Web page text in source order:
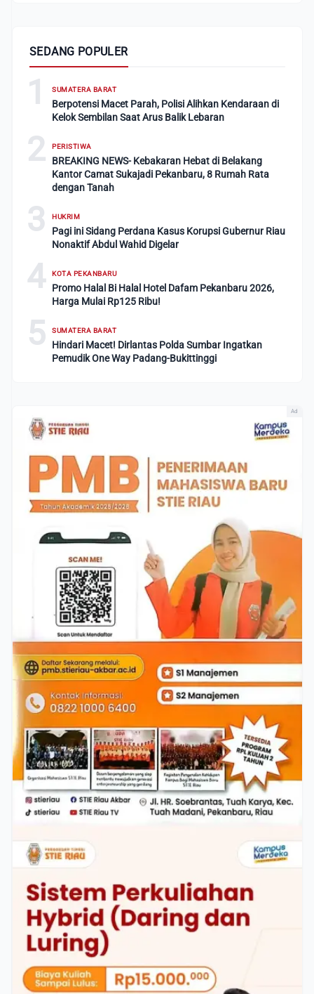
SEDANG POPULER
1 SUMATERA BARAT
Berpotensi Macet Parah, Polisi Alihkan Kendaraan di
Kelok Sembilan Saat Arus Balik Lebaran
2 PERISTIWA
BREAKING NEWS- Kebakaran Hebat di Belakang
Kantor Camat Sukajadi Pekanbaru, 8 Rumah Rata
dengan Tanah
3 HUKRIM
Pagi ini Sidang Perdana Kasus Korupsi Gubernur Riau
Nonaktif Abdul Wahid Digelar
4 KOTA PEKANBARU
Promo Halal Bi Halal Hotel Dafam Pekanbaru 2026,
Harga Mulai Rp125 Ribu!
5 SUMATERA BARAT
Hindari Macet! Dirlantas Polda Sumbar Ingatkan
Pemudik One Way Padang-Bukittinggi
Ad